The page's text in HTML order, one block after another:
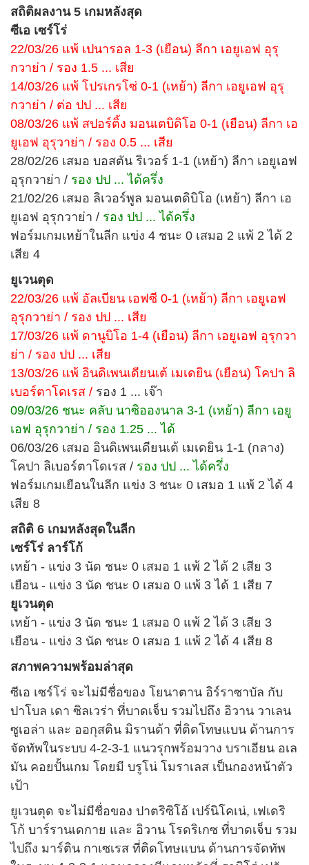
สถิติผลงาน 5 เกมหลังสุด
ซีเอ เซร์โร่
22/03/26 แพ้ เปนารอล 1-3 (เยือน) ลีกา เอยูเอฟ อุรุ
กวาย่า / รอง 1.5 ... เสีย
14/03/26 แพ้ โปรเกรโซ่ 0-1 (เหย้า) ลีกา เอยูเอฟ อุรุ
กวาย่า / ต่อ ปป ... เสีย
08/03/26 แพ้ สปอร์ติ้ง มอนเตบิดิโอ 0-1 (เยือน) ลีกา เอ
ยูเอฟ อุรุวาย่า / รอง 0.5 ... เสีย
28/02/26 เสมอ บอสตัน ริเวอร์ 1-1 (เหย้า) ลีกา เอยูเอฟ
อุรุกวาย่า / รอง ปป ... ได้ครึ่ง
21/02/26 เสมอ ลิเวอร์พูล มอนเตดิบิโอ (เหย้า) ลีกา เอ
ยูเอฟ อุรุกวาย่า / รอง ปป ... ได้ครึ่ง
ฟอร์มเกมเหย้าในลีก แข่ง 4 ชนะ 0 เสมอ 2 แพ้ 2 ได้ 2
เสีย 4
ยูเวนตุด
22/03/26 แพ้ อัลเบียน เอฟซี 0-1 (เหย้า) ลีกา เอยูเอฟ
อุรุกวาย่า / รอง ปป ... เสีย
17/03/26 แพ้ ดานูบิโอ 1-4 (เยือน) ลีกา เอยูเอฟ อุรุกวา
ย่า / รอง ปป ... เสีย
13/03/26 แพ้ อินดิเพนเดียนเต้ เมเดยิน (เยือน) โคปา ลิ
เบอร์ตาโดเรส / รอง 1 ... เจ๊า
09/03/26 ชนะ คลับ นาซิอองนาล 3-1 (เหย้า) ลีกา เอยู
เอฟ อุรุกวาย่า / รอง 1.25 ... ได้
06/03/26 เสมอ อินดิเพนเดียนเต้ เมเดยิน 1-1 (กลาง)
โคปา ลิเบอร์ตาโดเรส / รอง ปป ... ได้ครึ่ง
ฟอร์มเกมเยือนในลีก แข่ง 3 ชนะ 0 เสมอ 1 แพ้ 2 ได้ 4
เสีย 8
สถิติ 6 เกมหลังสุดในลีก
เซร์โร่ ลาร์โก้
เหย้า - แข่ง 3 นัด ชนะ 0 เสมอ 1 แพ้ 2 ได้ 2 เสีย 3
เยือน - แข่ง 3 นัด ชนะ 0 เสมอ 0 แพ้ 3 ได้ 1 เสีย 7
ยูเวนตุด
เหย้า - แข่ง 3 นัด ชนะ 1 เสมอ 0 แพ้ 2 ได้ 3 เสีย 3
เยือน - แข่ง 3 นัด ชนะ 0 เสมอ 1 แพ้ 2 ได้ 4 เสีย 8
สภาพความพร้อมล่าสุด
ซีเอ เซร์โร่ จะไม่มีชื่อของ โยนาตาน อิร์ราซาบัล กับ
ปาโบล เดา ซิลเวร่า ที่บาดเจ็บ รวมไปถึง อิวาน วาเลน
ซูเอล่า และ ออกุสติน มิรานด้า ที่ติดโทษแบน ด้านการ
จัดทัพในระบบ 4-2-3-1 แนวรุกพร้อมวาง บราเอียน อเล
มัน คอยปั้นเกม โดยมี บรูโน่ โมราเลส เป็นกองหน้าตัว
เป้า
ยูเวนตุด จะไม่มีชื่อของ ปาตริซิโอ้ เปร์นิโคเน่, เฟเดริ
โก้ บาร์รานเดกาย และ อิวาน โรดริเกซ ที่บาดเจ็บ รวม
ไปถึง มาร์ติน กาเซเรส ที่ติดโทษแบน ด้านการจัดทัพ